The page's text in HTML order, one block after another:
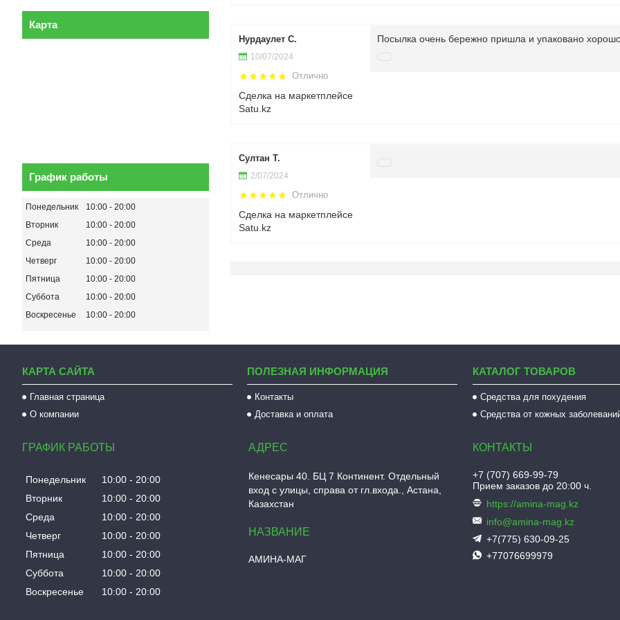
Нурдаулет С.
10/07/2024
Отлично
Сделка на маркетплейсе
Satu.kz
Посылка очень бережно пришла и упаковано
Султан Т.
2/07/2024
Отлично
Сделка на маркетплейсе
Satu.kz
Карта
График работы
Понедельник 10:00
20:00
Вторник
10:00
20:00
Среда
10:00
20:00
Четверг
10:00
20:00
Пятница
10:00
20:00
Суббота
10:00
20:00
Воскресенье
10:00 20:00
КАРТА САЙТА
Главная страница
О компании
ПОЛЕЗНАЯ ИНФОРМАЦИЯ
Контакты
Доставка и оплата
КАТАЛОГ ТОВАРОВ
Средства для похудения
Средства от кожных
ГРАФИК РАБОТЫ
Понедельник 10:00
20:00
Вторник
10:00
20:00
Среда
10:00
20:00
Четверг
10:00
20:00
Пятница
10:00
20:00
Суббота
10:00
20:00
Воскресенье
10:00 20:00
Кенесары 40. БЦ 7 Континент. Отдельный
вход с улицы, справа от гл.входа., Астана,
Казахстан
АМИНА-МАГ
+7 (707) 669-99-79
Прием заказов до 20:00 ч.
https://amina-mag.kz
info@amina-mag.kz
+7(775) 630-09-25
+77076699979